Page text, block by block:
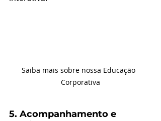
Saiba mais sobre nossa Educação
Corporativa
5. Acompanhamento e